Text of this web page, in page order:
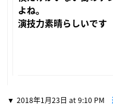
よね。
演技力素晴らしいです
2018年1月23日 at 9:10 PM